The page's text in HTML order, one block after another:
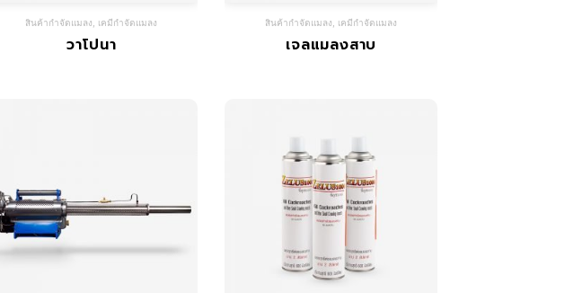
สินค้ากำจัดแมลง เคมีกำจัดแมลง
วาโปนา
สินค้ากำจัดแมลง เคมีกำจัดแมลง
เจลแมลงสาบ